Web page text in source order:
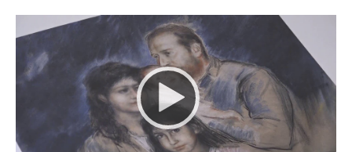
Player